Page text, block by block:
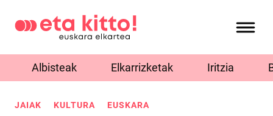
Albisteak Elkarrizketak Iritzia
JAIAK KULTURA EUSKARA